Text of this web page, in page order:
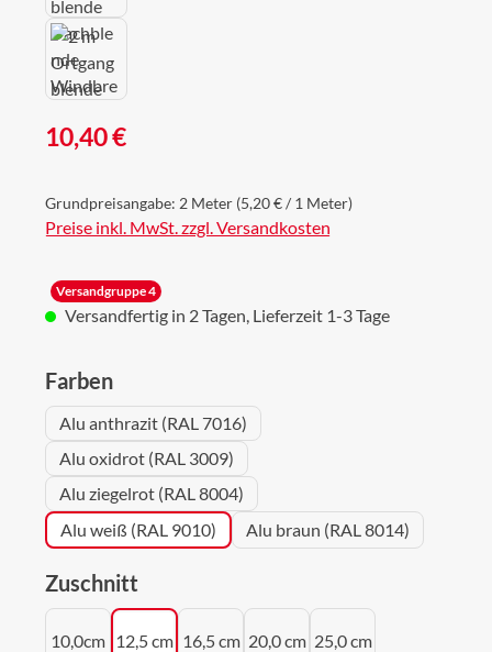
Regulärer Preis:
10,40 €
Grundpreisangabe: 2 Meter (5,20 € / 1 Meter)
Preise inkl. MwSt. zzgl. Versandkosten
Versandgruppe 4
Versandfertig in 2 Tagen, Lieferzeit 1-3 Tage
Farbenauswählen
Alu anthrazit (RAL 7016)
Alu oxidrot (RAL 3009)
Alu ziegelrot (RAL 8004)
Alu weiß (RAL 9010)
Alu braun (RAL 8014)
Zuschnitt
10,0cm 12,5 cm 16,5 cm 20,0 cm 25,0 cm